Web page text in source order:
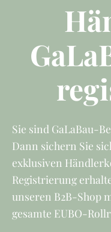
Sie sind GaLaBau-
Dann sichern Sie
exklusiven
Registrierung
unseren B2B-Shop
gesamte EUBO-